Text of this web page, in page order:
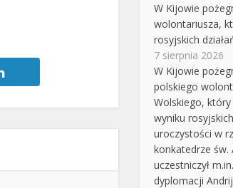
W Kijowie
wolontariusza,
rosyjskich
7 sierpnia 2026
W Kijowie
polskiego
Wolskiego, który
wyniku
uroczystości w
konkatedrze św.
uczestniczył
dyplomacji